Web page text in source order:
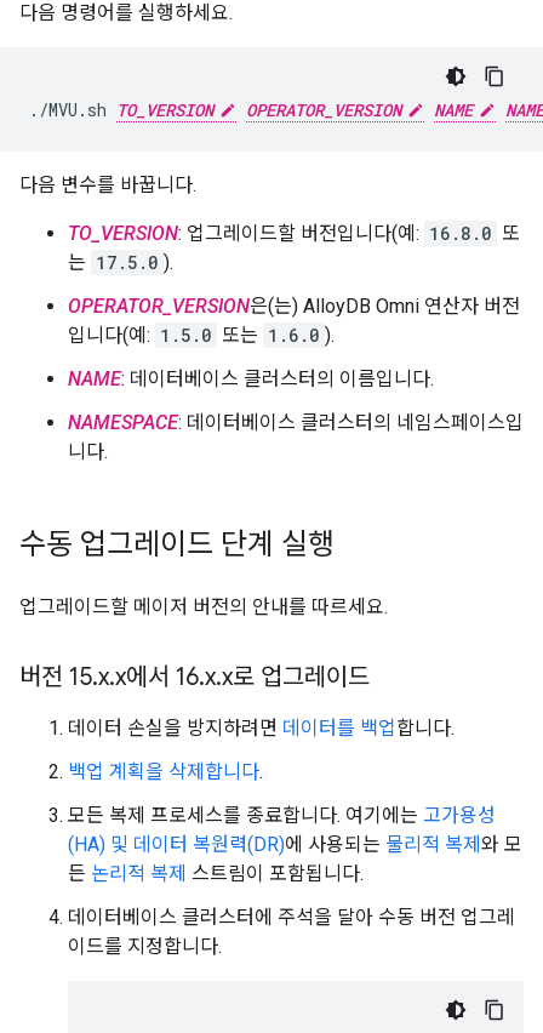
다음 명령어를 실행하세요.
./MVU.sh TO_VERSION OPERATOR_VERSION NAME
다음 변수를 바꿉니다.
TO_VERSION: 업그레이드할 버전입니다(예: 16.8.0 또
는 17.5.0 ).
OPERATOR_VERSION은(는) AlloyDB Omni 연산자 버전
입니다(예: 1.5.0 또는 1.6.0 ).
NAME: 데이터베이스 클러스터의 이름입니다.
NAMESPACE: 데이터베이스 클러스터의 네임스페이스입
니다.
수동 업그레이드 단계 실행
업그레이드할 메이저 버전의 안내를 따르세요.
버전 15.x.x에서 16.x.x로 업그레이드
데이터 손실을 방지하려면 데이터를 백업합니다.
백업 계획을 삭제합니다.
모든 복제 프로세스를 종료합니다. 여기에는 고가용성
(HA) 및 데이터 복원력(DR)에 사용되는 물리적 복제 와 모
든 논리적 복제 스트림이 포함됩니다.
데이터베이스 클러스터에 주석을 달아 수동 버전 업그레
이드를 지정합니다.